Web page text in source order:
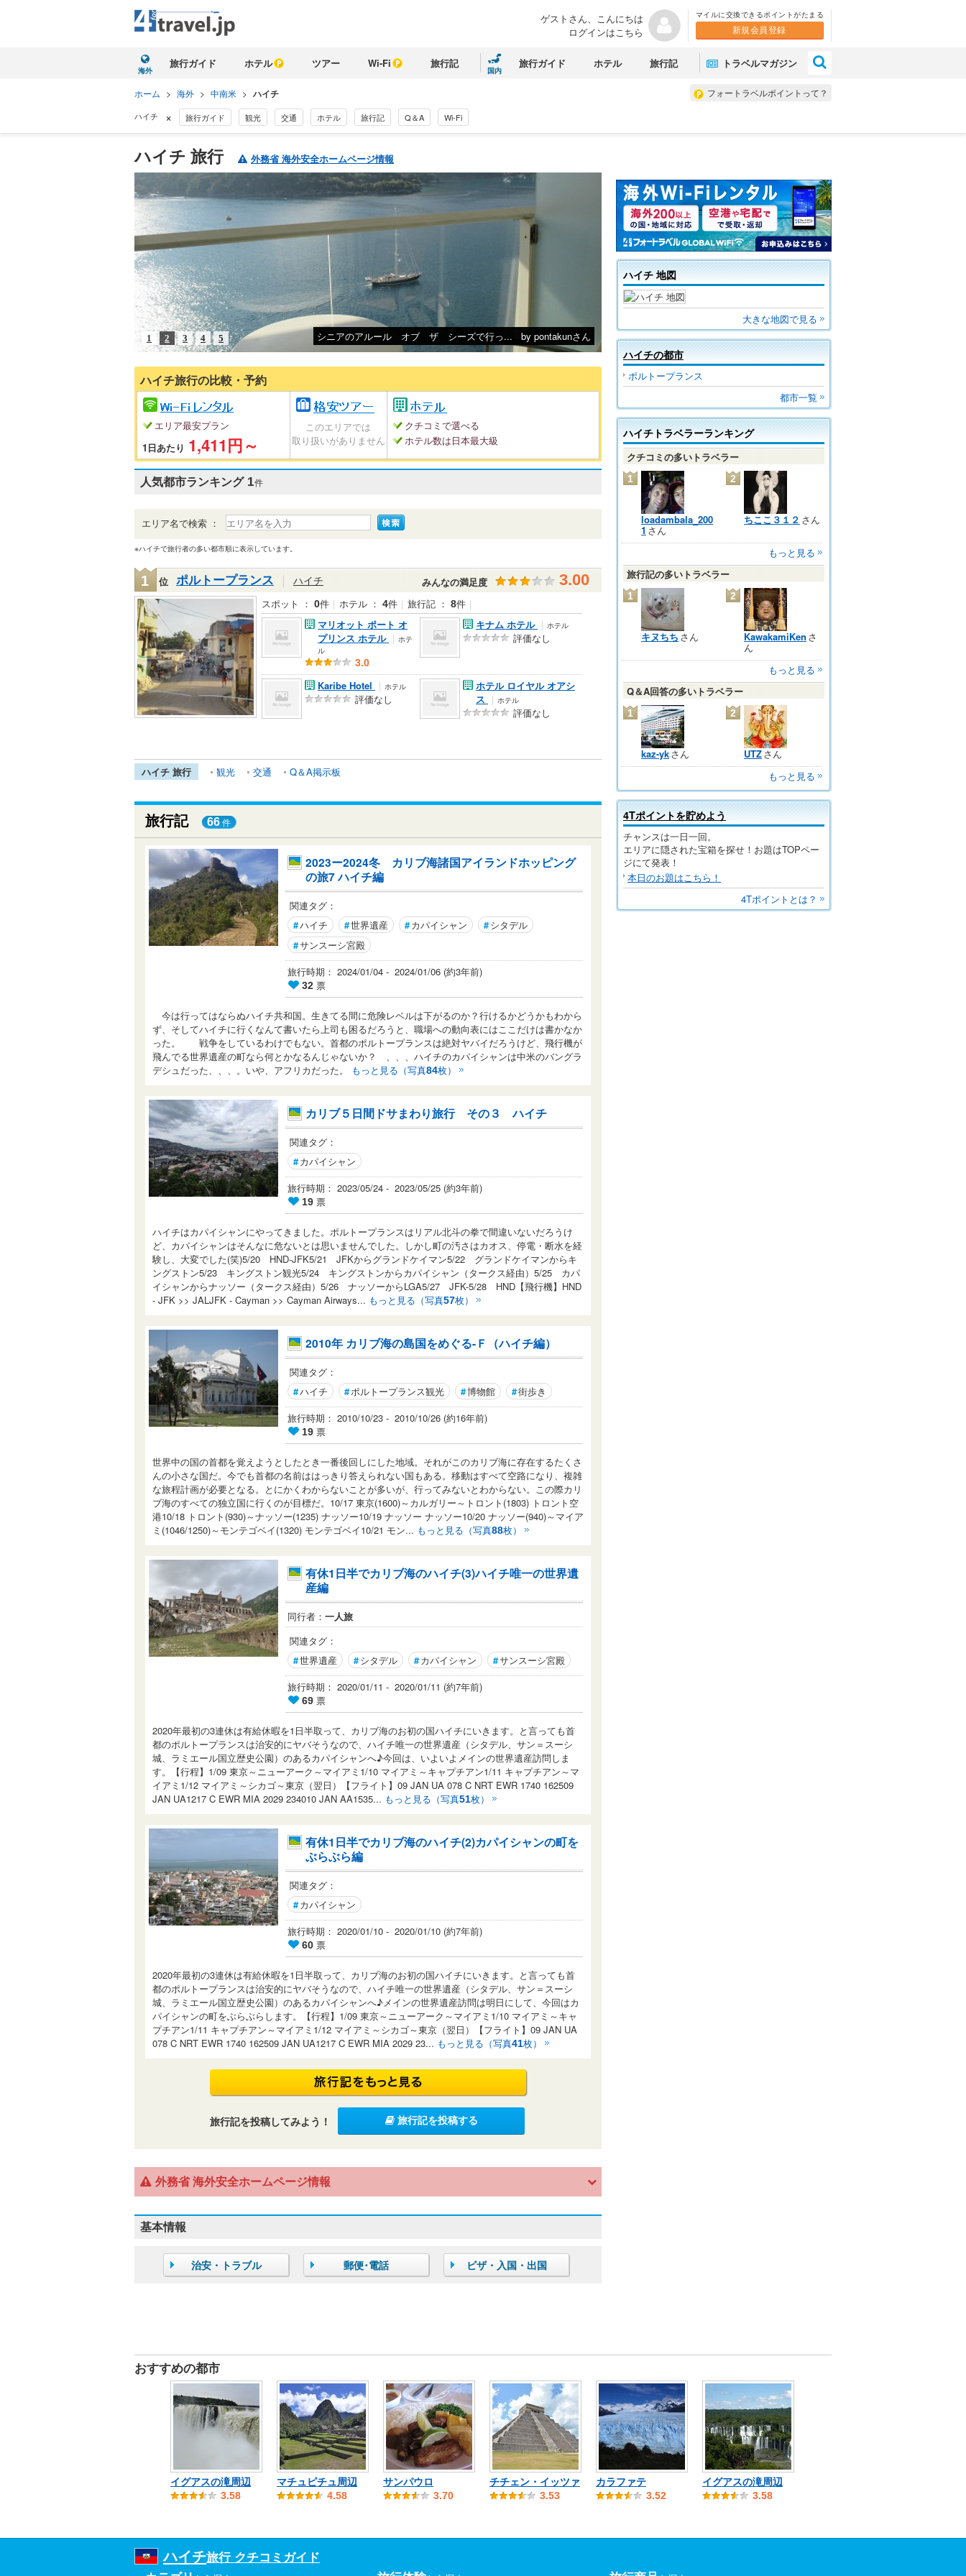
ゲストさん、 こんにちは
ログインはこちら
マイルに交換できるポイントがたまる
新規会員登録
海外
旅行ガイド ホテル ツアー Wi-Fi 旅行記
国内
旅行ガイド ホテル 旅行記 トラベルマガジン
フォートラベルポイントって？
ホーム > 海外 > 中南米 > ハイチ
ハイチ × 旅行ガイド 観光 交通 ホテル 旅行記 Q＆A Wi-Fi
ハイチ 旅行 外務省 海外安全ホームページ情報
シニアのアルール オブ ザ シーズで行っ... by pontakunさん
1 2 3 4 5
ハイチ旅行の比較・予約
エリア最安プラン
1日あたり 1,411円～
このエリアでは
取り扱いがありません
クチコミで選べる
ホテル数は日本最大級
人気都市ランキング 1件
エリア名で検索 ：
※ハイチで旅行者の多い都市順に表示しています。
1 位 みんなの満足度 3.00
ポルトープランス ｜ ハイチ
スポット ： 0件 ｜ ホテル ： 4件 ｜ 旅行記 ： 8件 ｜
マリオット ポート オ
プリンス ホテル ｜ ホテ
ル
3.0
キナム ホテル ｜ ホテル
評価なし
Karibe Hotel ｜ ホテル
評価なし
ホテル ロイヤル オアシ
ス ｜ ホテル
評価なし
ハイチ 旅行 観光 交通 Q＆A掲示板
旅行記 66 件
2023ー2024冬 カリブ海諸国アイランドホッピング
の旅7 ハイチ編
関連タグ：
#ハイチ #世界遺産 #カパイシャン #シタデル
#サンスーシ宮殿
旅行時期： 2024/01/04 - 2024/01/06 (約3年前)
32 票
今は行ってはならぬハイチ共和国。生きてる間に危険レベルは下がるのか？行けるかどうかもわから
ず、そしてハイチに行くなんて書いたら上司も困るだろうと、職場への動向表にはここだけは書かなか
った。 戦争をしているわけでもない。首都のポルトープランスは絶対ヤバイだろうけど、飛行機が
飛んでる世界遺産の町なら何とかなるんじゃないか？ 、、、ハイチのカパイシャンは中米のバングラ
デシュだった、、、。いや、アフリカだった。
もっと見る（写真84枚）
カリブ５日間ドサまわり旅行 その３ ハイチ
関連タグ：
#カパイシャン
旅行時期： 2023/05/24 - 2023/05/25 (約3年前)
19 票
ハイチはカパイシャンにやってきました。ポルトープランスはリアル北斗の拳で間違いないだろうけ
ど、カパイシャンはそんなに危ないとは思いませんでした。しかし町の汚さはカオス、停電・断水を経
験し、大変でした(笑)5/20 HND-JFK5/21 JFKからグランドケイマン5/22 グランドケイマンからキ
ングストン5/23 キングストン観光5/24 キングストンからカパイシャン（タークス経由）5/25 カパ
イシャンからナッソー（タークス経由）5/26 ナッソーからLGA5/27 JFK-5/28 HND【飛行機】HND
- JFK >> JALJFK - Cayman >> Cayman Airways... もっと見る（写真57枚）
2010年 カリブ海の島国をめぐる-Ｆ（ハイチ編）
関連タグ：
#ハイチ #ポルトープランス観光 #博物館 #街歩き
旅行時期： 2010/10/23 - 2010/10/26 (約16年前)
19 票
世界中の国の首都を覚えようとしたとき一番後回しにした地域。それがこのカリブ海に存在するたくさ
んの小さな国だ。今でも首都の名前ははっきり答えられない国もある。移動はすべて空路になり、複雑
な旅程計画が必要となる。とにかくわからないことが多いが、行ってみないとわからない。この際カリ
ブ海のすべての独立国に行くのが目標だ。10/17 東京(1600)～カルガリー～トロント(1803) トロント空
港10/18 トロント(930)～ナッソー(1235) ナッソー10/19 ナッソー ナッソー10/20 ナッソー(940)～マイア
ミ(1046/1250)～モンテゴベイ(1320) モンテゴベイ10/21 モン... もっと見る（写真88枚）
有休1日半でカリブ海のハイチ(3)ハイチ唯一の世界遺
産編
同行者： 一人旅
関連タグ：
#世界遺産 #シタデル #カパイシャン #サンスーシ宮殿
旅行時期： 2020/01/11 - 2020/01/11 (約7年前)
69 票
2020年最初の3連休は有給休暇を1日半取って、カリブ海のお初の国ハイチにいきます。と言っても首
都のポルトープランスは治安的にヤバそうなので、ハイチ唯一の世界遺産（シタデル、サン＝スーシ
城、ラミエール国立歴史公園）のあるカパイシャンへ♪今回は、いよいよメインの世界遺産訪問しま
す。【行程】1/09 東京～ニューアーク～マイアミ1/10 マイアミ～キャプチアン1/11 キャプチアン～マ
イアミ1/12 マイアミ～シカゴ～東京（翌日）【フライト】09 JAN UA 078 C NRT EWR 1740 162509
JAN UA1217 C EWR MIA 2029 234010 JAN AA1535... もっと見る（写真51枚）
有休1日半でカリブ海のハイチ(2)カパイシャンの町を
ぶらぶら編
関連タグ：
#カパイシャン
旅行時期： 2020/01/10 - 2020/01/10 (約7年前)
60 票
2020年最初の3連休は有給休暇を1日半取って、カリブ海のお初の国ハイチにいきます。と言っても首
都のポルトープランスは治安的にヤバそうなので、ハイチ唯一の世界遺産（シタデル、サン＝スーシ
城、ラミエール国立歴史公園）のあるカパイシャンへ♪メインの世界遺産訪問は明日にして、今回はカ
パイシャンの町をぶらぶらします。【行程】1/09 東京～ニューアーク～マイアミ1/10 マイアミ～キャ
プチアン1/11 キャプチアン～マイアミ1/12 マイアミ～シカゴ～東京（翌日）【フライト】09 JAN UA
078 C NRT EWR 1740 162509 JAN UA1217 C EWR MIA 2029 23... もっと見る（写真41枚）
旅行記を投稿してみよう！ 旅行記を投稿する
外務省 海外安全ホームページ情報
基本情報
治安・トラブル 郵便･電話 ビザ・入国・出国
ハイチ 地図
大きな地図で見る
ハイチの都市
ポルトープランス
都市一覧
ハイチトラベラーランキング
クチコミの多いトラベラー
1
loadambala_200
1 さん
2
ちここ３１２ さん
もっと見る
旅行記の多いトラベラー
1
キヌちち さん
2
KawakamiKen さ
ん
もっと見る
Q＆A回答の多いトラベラー
1
kaz-ykさん
2
UTZさん
もっと見る
4Tポイントを貯めよう
チャンスは一日一回。
エリアに隠された宝箱を探せ！お題はTOPペー
ジにて発表！
本日のお題はこちら！
4Tポイントとは？
おすすめの都市
イグアスの滝周辺
3.58
マチュピチュ周辺
4.58
サンパウロ
3.70
チチェン・イッツァ
3.53
カラファテ
3.52
イグアスの滝周辺
3.58
ハイチ旅行 クチコミガイド